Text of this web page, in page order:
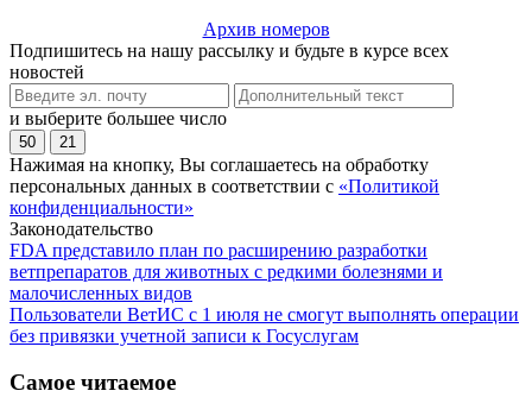
Архив номеров
Подпишитесь на нашу рассылку и будьте в курсе всех
новостей
и выберите большее число
50 21
Нажимая на кнопку, Вы соглашаетесь на обработку
персональных данных в соответствии с «Политикой
конфиденциальности»
Законодательство
FDA представило план по расширению разработки
ветпрепаратов для животных с редкими болезнями и
малочисленных видов
Пользователи ВетИС с 1 июля не смогут выполнять операции
без привязки учетной записи к Госуслугам
Самое читаемое